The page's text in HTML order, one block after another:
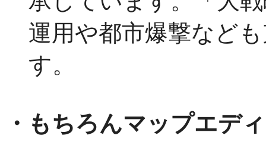
運用や都市爆撃など
す。
・もちろんマップエデ